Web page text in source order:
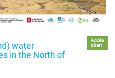
water
in the North of
Accés
obert